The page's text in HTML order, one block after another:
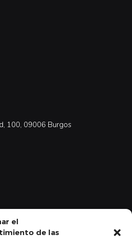
el
de las
100, 09006 Burgos
y el COMBU